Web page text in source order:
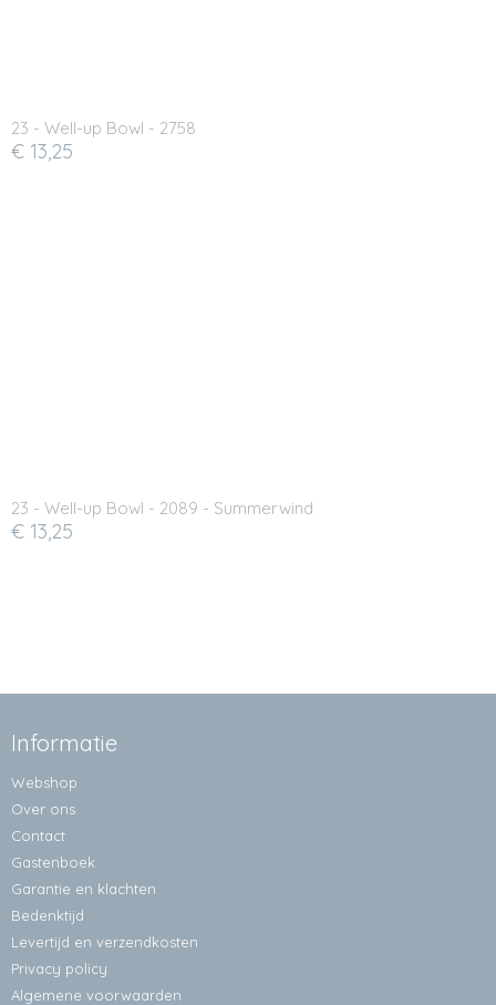
23 - Well-up Bowl - 2758
€ 13,25
23 - Well-up Bowl - 2089 - Summerwind
€ 13,25
Informatie
Webshop
Over ons
Contact
Gastenboek
Garantie en klachten
Bedenktijd
Levertijd en verzendkosten
Privacy policy
Algemene voorwaarden